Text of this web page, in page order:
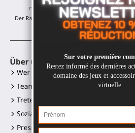
nur eine E-Mail pro Monat! Sie können
Der Rabatt gilt für alle unsere Produkte,
Über uns
Wer sind wir?
Team
Treten Sie uns bei
Soziale Medien Links
Pressemappe und Logos
VR-